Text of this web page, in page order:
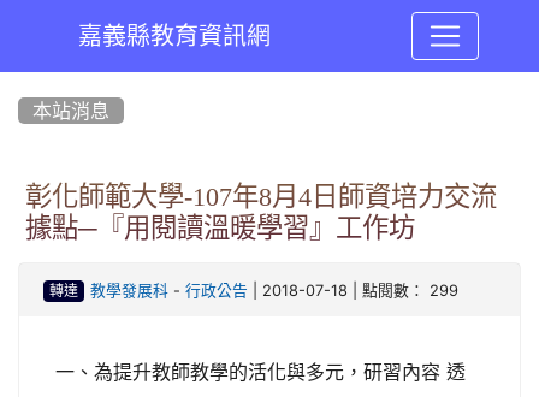
嘉義縣教育資訊網
本站消息
彰化師範大學-107年8月4日師資培力交流
據點─『用閱讀溫暖學習』工作坊
轉達 教學發展科- 行政公告 | 2018-07-18 | 點閱數： 299
一、為提升教師教學的活化與多元，研習內容 透